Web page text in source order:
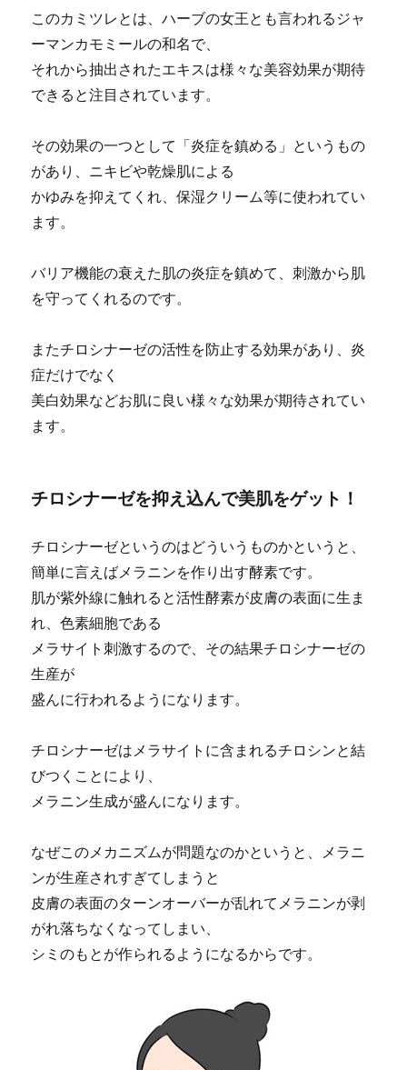
このカミツレとは、ハーブの女王とも言われるジャ
ーマンカモミールの和名で、
それから抽出されたエキスは様々な美容効果が期待
できると注目されています。
その効果の一つとして「炎症を鎮める」というもの
があり、ニキビや乾燥肌による
かゆみを抑えてくれ、保湿クリーム等に使われてい
ます。
バリア機能の衰えた肌の炎症を鎮めて、刺激から肌
を守ってくれるのです。
またチロシナーゼの活性を防止する効果があり、炎
症だけでなく
美白効果などお肌に良い様々な効果が期待されてい
ます。
チロシナーゼを抑え込んで美肌をゲット！
チロシナーゼというのはどういうものかというと、
簡単に言えばメラニンを作り出す酵素です。
肌が紫外線に触れると活性酵素が皮膚の表面に生ま
れ、色素細胞である
メラサイト刺激するので、その結果チロシナーゼの
生産が
盛んに行われるようになります。
チロシナーゼはメラサイトに含まれるチロシンと結
びつくことにより、
メラニン生成が盛んになります。
なぜこのメカニズムが問題なのかというと、メラニ
ンが生産されすぎてしまうと
皮膚の表面のターンオーバーが乱れてメラニンが剥
がれ落ちなくなってしまい、
シミのもとが作られるようになるからです。